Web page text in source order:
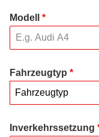
Modell *
Fahrzeugtyp *
Fahrzeugtyp
Inverkehrssetzung